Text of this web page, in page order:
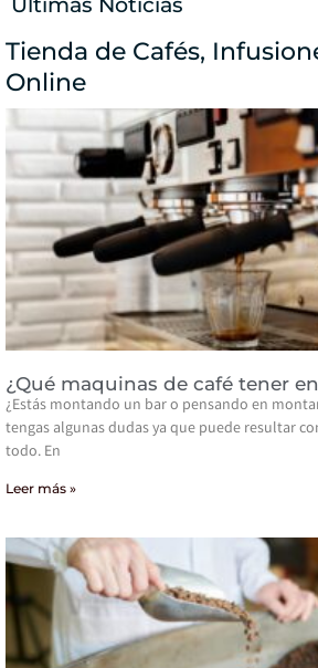
Tienda de Cafés,
Online
¿Qué maquinas de café tener
¿Estás montando un bar o pensando en
tengas algunas dudas ya que puede resultar
todo. En
Leer más »